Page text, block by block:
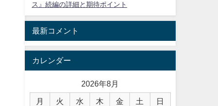
ス』続編の詳細と期待ポイント
最新コメント
カレンダー
2026年8月
月 火 水 木 金 土 日